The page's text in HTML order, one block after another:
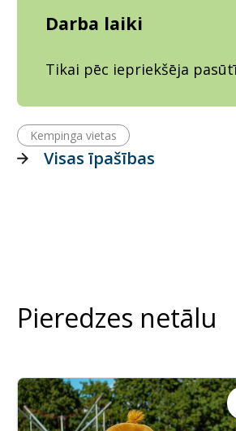
Darba laiki
Tikai pēc iepriekšēja
Kempinga vietas
Visas īpašības
Pieredzes netālu